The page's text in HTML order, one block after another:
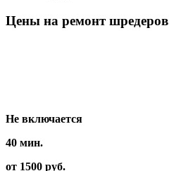
Цены на ремонт шредеров
Не включается
40 мин.
от 1500 руб.